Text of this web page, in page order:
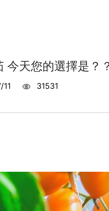
今天您的選擇是？
31531